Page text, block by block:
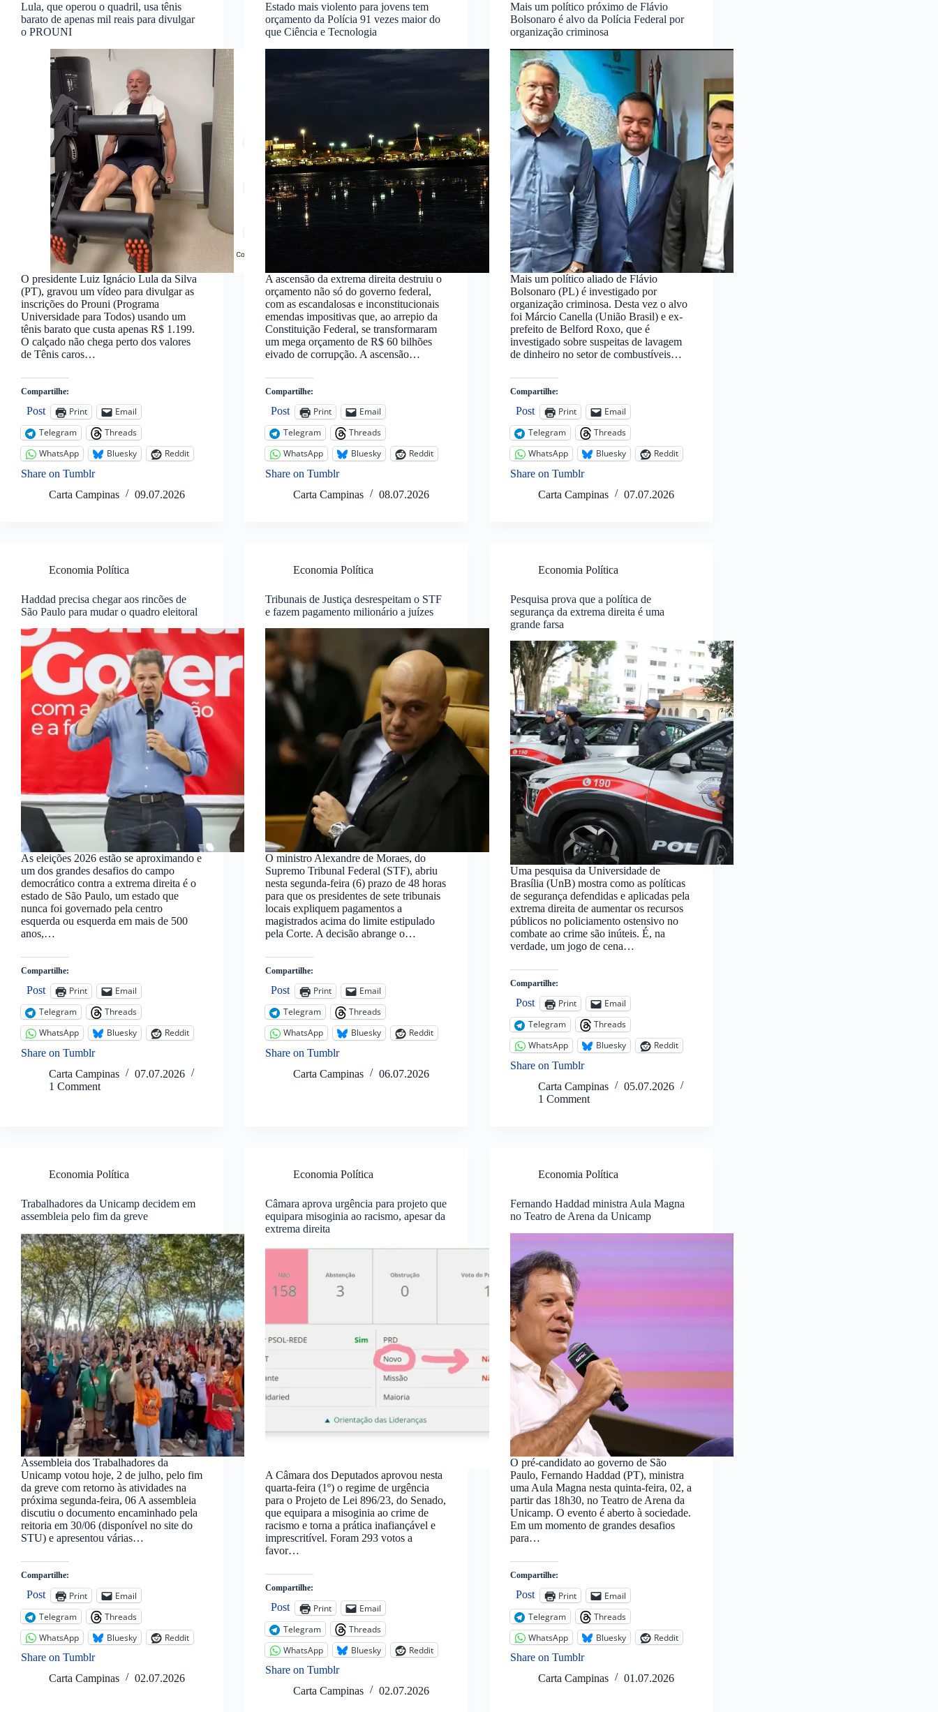
Lula, que operou o quadril, usa tênis
barato de apenas mil reais para divulgar
o PROUNI
O presidente Luiz Ignácio Lula da Silva
(PT), gravou um vídeo para divulgar as
inscrições do Prouni (Programa
Universidade para Todos) usando um
tênis barato que custa apenas R$ 1.199.
O calçado não chega perto dos valores
de Tênis caros…
Compartilhe:
Post Print
Email
Telegram
Threads
WhatsApp
Bluesky
Reddit
Share on Tumblr
Carta Campinas
09.07.2026
Estado mais violento para jovens tem
orçamento da Polícia 91 vezes maior do
que Ciência e Tecnologia
A ascensão da extrema direita destruiu o
orçamento não só do governo federal,
com as escandalosas e inconstitucionais
emendas impositivas que, ao arrepio da
Constituição Federal, se transformaram
um mega orçamento de R$ 60 bilhões
eivado de corrupção. A ascensão…
Compartilhe:
Post Print
Email
Telegram
Threads
WhatsApp
Bluesky
Reddit
Share on Tumblr
Carta Campinas
08.07.2026
Mais um político próximo de Flávio
Bolsonaro é alvo da Polícia Federal por
organização criminosa
Mais um político aliado de Flávio
Bolsonaro (PL) é investigado por
organização criminosa. Desta vez o alvo
foi Márcio Canella (União Brasil) e ex-
prefeito de Belford Roxo, que é
investigado sobre suspeitas de lavagem
de dinheiro no setor de combustíveis…
Compartilhe:
Post Print
Email
Telegram
Threads
WhatsApp
Bluesky
Reddit
Share on Tumblr
Carta Campinas
07.07.2026
Economia Política
Haddad precisa chegar aos rincões de
São Paulo para mudar o quadro eleitoral
As eleições 2026 estão se aproximando e
um dos grandes desafios do campo
democrático contra a extrema direita é o
estado de São Paulo, um estado que
nunca foi governado pela centro
esquerda ou esquerda em mais de 500
anos,…
Compartilhe:
Post Print
Email
Telegram
Threads
WhatsApp
Bluesky
Reddit
Share on Tumblr
Carta Campinas
07.07.2026
1 Comment
Economia Política
Tribunais de Justiça desrespeitam o STF
e fazem pagamento milionário a juízes
O ministro Alexandre de Moraes, do
Supremo Tribunal Federal (STF), abriu
nesta segunda-feira (6) prazo de 48 horas
para que os presidentes de sete tribunais
locais expliquem pagamentos a
magistrados acima do limite estipulado
pela Corte. A decisão abrange o…
Compartilhe:
Post Print
Email
Telegram
Threads
WhatsApp
Bluesky
Reddit
Share on Tumblr
Carta Campinas
06.07.2026
Economia Política
Pesquisa prova que a política de
segurança da extrema direita é uma
grande farsa
Uma pesquisa da Universidade de
Brasília (UnB) mostra como as políticas
de segurança defendidas e aplicadas pela
extrema direita de aumentar os recursos
públicos no policiamento ostensivo no
combate ao crime são inúteis. É, na
verdade, um jogo de cena…
Compartilhe:
Post Print
Email
Telegram
Threads
WhatsApp
Bluesky
Reddit
Share on Tumblr
Carta Campinas
05.07.2026
1 Comment
Economia Política
Trabalhadores da Unicamp decidem em
assembleia pelo fim da greve
Assembleia dos Trabalhadores da
Unicamp votou hoje, 2 de julho, pelo fim
da greve com retorno às atividades na
próxima segunda-feira, 06 A assembleia
discutiu o documento encaminhado pela
reitoria em 30/06 (disponível no site do
STU) e apresentou várias…
Compartilhe:
Post Print
Email
Telegram
Threads
WhatsApp
Bluesky
Reddit
Share on Tumblr
Carta Campinas
02.07.2026
Economia Política
Câmara aprova urgência para projeto que
equipara misoginia ao racismo, apesar da
extrema direita
A Câmara dos Deputados aprovou nesta
quarta-feira (1º) o regime de urgência
para o Projeto de Lei 896/23, do Senado,
que equipara a misoginia ao crime de
racismo e torna a prática inafiançável e
imprescritível. Foram 293 votos a
favor…
Compartilhe:
Post Print
Email
Telegram
Threads
WhatsApp
Bluesky
Reddit
Share on Tumblr
Carta Campinas
02.07.2026
Economia Política
Fernando Haddad ministra Aula Magna
no Teatro de Arena da Unicamp
O pré-candidato ao governo de São
Paulo, Fernando Haddad (PT), ministra
uma Aula Magna nesta quinta-feira, 02, a
partir das 18h30, no Teatro de Arena da
Unicamp. O evento é aberto à sociedade.
Em um momento de grandes desafios
para…
Compartilhe:
Post Print
Email
Telegram
Threads
WhatsApp
Bluesky
Reddit
Share on Tumblr
Carta Campinas
01.07.2026